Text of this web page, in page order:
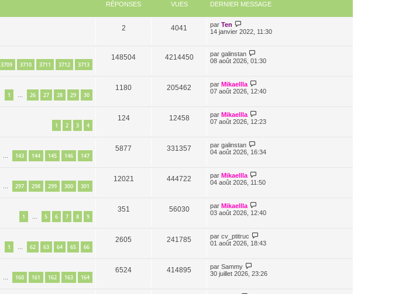
RÉPONSES VUES DERNIER MESSAGE
2 4041 par Ten
14 janvier 2022, 11:30
3709 3710 3711 3712 3713
148504 4214450 par galinstan
08 août 2026, 01:30
1 … 26 27 28 29 30
1180 205462 par Mikaellla
07 août 2026, 12:40
1 2 3 4
124 12458 par Mikaellla
07 août 2026, 12:23
… 143 144 145 146 147
5877 331357 par galinstan
04 août 2026, 16:34
… 297 298 299 300 301
12021 444722 par Mikaellla
04 août 2026, 11:50
1 … 5 6 7 8 9
351 56030 par Mikaellla
03 août 2026, 12:40
1 … 62 63 64 65 66
2605 241785 par cv_ptitruc
01 août 2026, 18:43
… 160 161 162 163 164
6524 414895 par Sammy
30 juillet 2026, 23:26